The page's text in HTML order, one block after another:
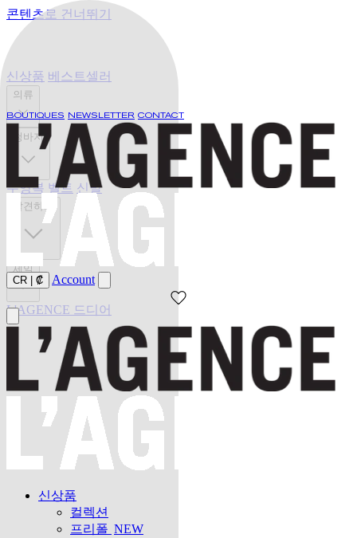
콘텐츠로 건너뛰기
BOUTIQUES NEWSLETTER CONTACT
CR ₡ Account
신상품
컬렉션
프리폴 NEW
신상품 베스트셀러
의류
청바지
수영복 벨트 신발
발견하기
세일
L'AGENCE 드디어